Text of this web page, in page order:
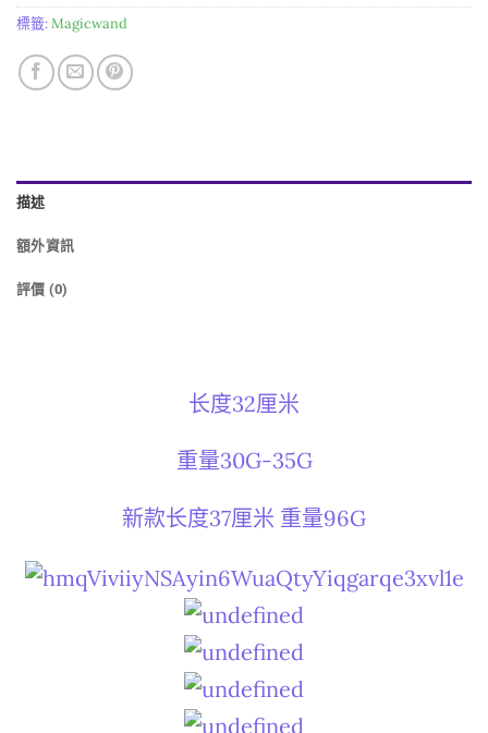
標籤:Magicwand
描述
額外資訊
評價 (0)
长度32厘米
重量30G-35G
新款长度37厘米 重量96G